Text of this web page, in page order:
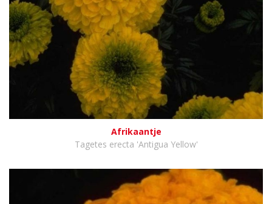
Afrikaantje
Tagetes erecta 'Antigua Yellow'